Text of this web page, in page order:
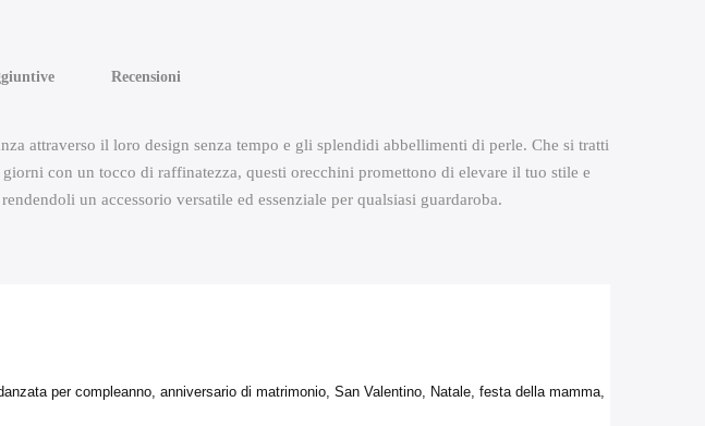
Recensioni
attraverso il loro design senza tempo e gli splendidi abbellimenti di perle. Che si tratti
con un tocco di raffinatezza, questi orecchini promettono di elevare il tuo stile e
un accessorio versatile ed essenziale per qualsiasi guardaroba.
per compleanno, anniversario di matrimonio, San Valentino, Natale, festa della mamma,